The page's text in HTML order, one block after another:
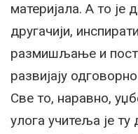
материјала. А то је
другачији,
размишљање и
развијају
Све то, наравно,
улога учитеља је